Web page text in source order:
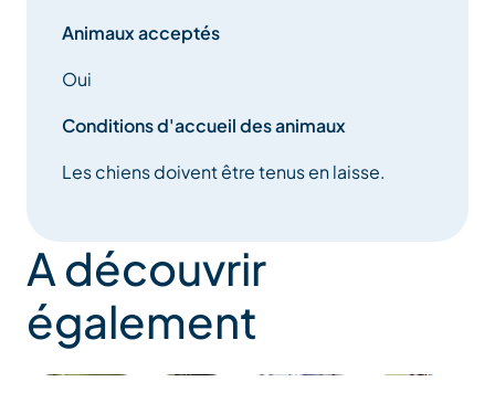
Animaux acceptés
Oui
Conditions d'accueil des animaux
Les chiens doivent être tenus en laisse.
A découvrir
également